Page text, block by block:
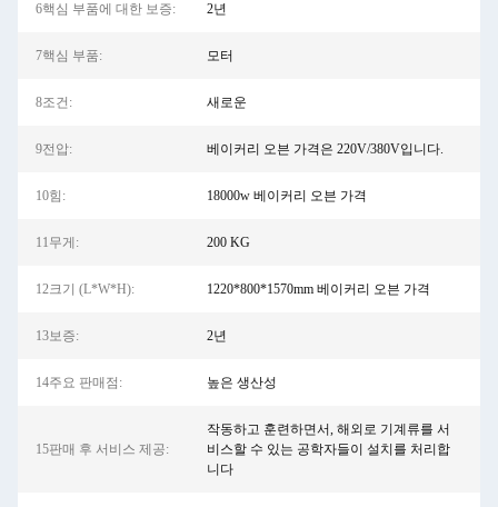
6핵심 부품에 대한 보증: 2년
7핵심 부품: 모터
8조건: 새로운
9전압: 베이커리 오븐 가격은 220V/380V입니다.
10힘: 18000w 베이커리 오븐 가격
11무게: 200 KG
12크기 (L*W*H): 1220*800*1570mm 베이커리 오븐 가격
13보증: 2년
14주요 판매점: 높은 생산성
15판매 후 서비스 제공:
작동하고 훈련하면서, 해외로 기계류를 서
비스할 수 있는 공학자들이 설치를 처리합
니다